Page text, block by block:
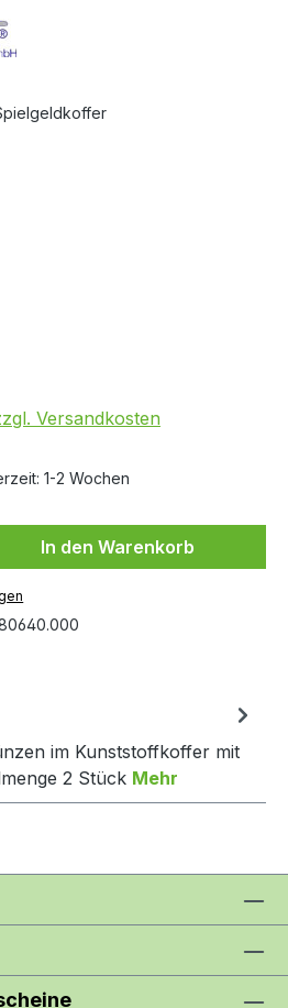
Versandkosten
1-2 Wochen
Gib den
In den Warenkorb
im Kunststoffkoffer mit
2 Stück Mehr